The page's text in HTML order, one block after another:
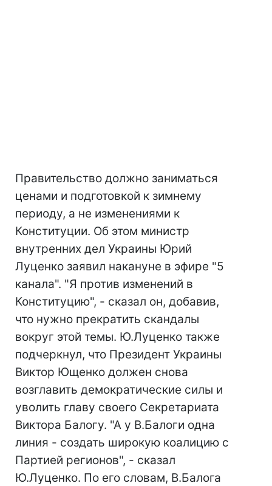
Правительство должно заниматься
ценами и подготовкой к зимнему
периоду, а не изменениями к
Конституции. Об этом министр
внутренних дел Украины Юрий
Луценко заявил накануне в эфире "5
канала". "Я против изменений в
Конституцию", - сказал он, добавив,
что нужно прекратить скандалы
вокруг этой темы. Ю.Луценко также
подчеркнул, что Президент Украины
Виктор Ющенко должен снова
возглавить демократические силы и
уволить главу своего Секретариата
Виктора Балогу. "А у В.Балоги одна
линия - создать широкую коалицию с
Партией регионов", - сказал
Ю.Луценко. По его словам, В.Балога